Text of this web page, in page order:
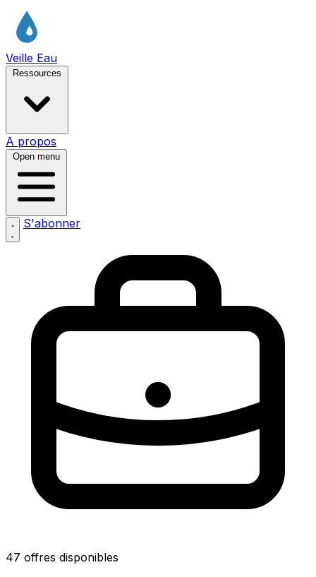
Veille Eau
Ressources
A propos
Open menu
S'abonner
47 offres disponibles